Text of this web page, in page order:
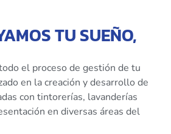
TU SUEÑO,
el proceso de gestión de tu
en la creación y desarrollo de
con tintorerías, lavanderías
en diversas áreas del